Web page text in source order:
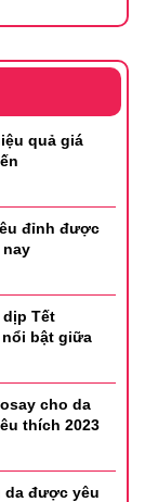
quả giá
đỉnh được
nay
Tết
nổi bật giữa
cho da
thích 2023
da được yêu